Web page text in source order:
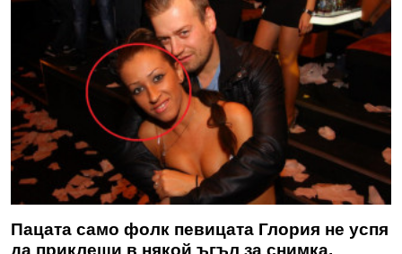
Пацата само фолк певицата Глория не успя
да приклещи в някой ъгъл за снимка,